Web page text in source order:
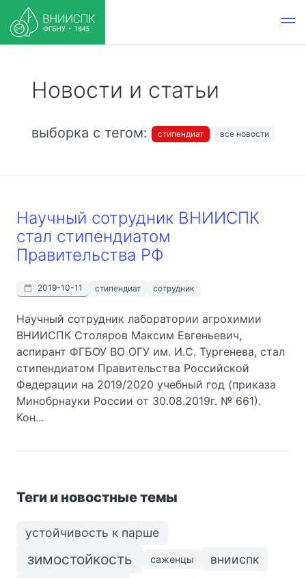
Новости и статьи
выборка с тегом: стипендиат все новости
Научный сотрудник ВНИИСПК
стал стипендиатом
Правительства РФ
2019-10-11 стипендиат сотрудник
Научный сотрудник лаборатории агрохимии
ВНИИСПК Столяров Максим Евгеньевич,
аспирант ФГБОУ ВО ОГУ им. И.С. Тургенева, стал
стипендиатом Правительства Российской
Федерации на 2019/2020 учебный год (приказа
Минобрнауки России от 30.08.2019г. № 661).
Кон...
Теги и новостные темы
устойчивость к парше
зимостойкость саженцы внииспк